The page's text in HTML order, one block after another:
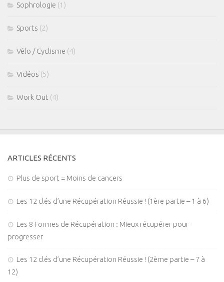
Sophrologie (1)
Sports (2)
Vélo / Cyclisme (4)
Vidéos (5)
Work Out (4)
ARTICLES RÉCENTS
Plus de sport = Moins de cancers
Les 12 clés d’une Récupération Réussie ! (1ère partie – 1 à 6)
Les 8 Formes de Récupération : Mieux récupérer pour
progresser
Les 12 clés d’une Récupération Réussie ! (2ème partie – 7 à
12)